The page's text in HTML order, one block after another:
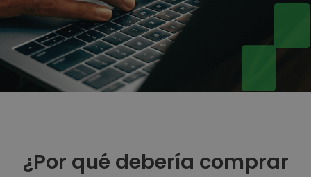
¿Por qué debería comprar